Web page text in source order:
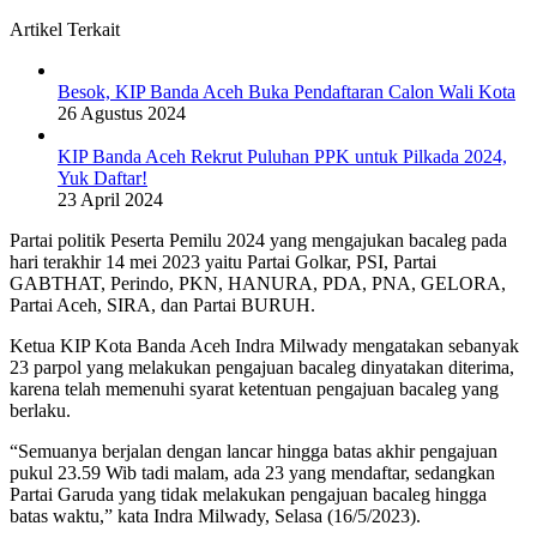
Artikel Terkait
Besok, KIP Banda Aceh Buka Pendaftaran Calon Wali Kota
26 Agustus 2024
KIP Banda Aceh Rekrut Puluhan PPK untuk Pilkada 2024,
Yuk Daftar!
23 April 2024
Partai politik Peserta Pemilu 2024 yang mengajukan bacaleg pada
hari terakhir 14 mei 2023 yaitu Partai Golkar, PSI, Partai
GABTHAT, Perindo, PKN, HANURA, PDA, PNA, GELORA,
Partai Aceh, SIRA, dan Partai BURUH.
Ketua KIP Kota Banda Aceh Indra Milwady mengatakan sebanyak
23 parpol yang melakukan pengajuan bacaleg dinyatakan diterima,
karena telah memenuhi syarat ketentuan pengajuan bacaleg yang
berlaku.
“Semuanya berjalan dengan lancar hingga batas akhir pengajuan
pukul 23.59 Wib tadi malam, ada 23 yang mendaftar, sedangkan
Partai Garuda yang tidak melakukan pengajuan bacaleg hingga
batas waktu,” kata Indra Milwady, Selasa (16/5/2023).